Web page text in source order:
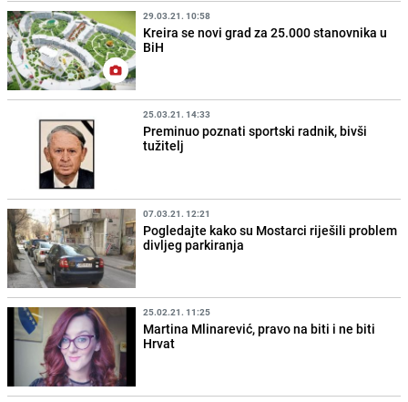
29.03.21. 10:58
Kreira se novi grad za 25.000 stanovnika u
BiH
25.03.21. 14:33
Preminuo poznati sportski radnik, bivši
tužitelj
07.03.21. 12:21
Pogledajte kako su Mostarci riješili problem
divljeg parkiranja
25.02.21. 11:25
Martina Mlinarević, pravo na biti i ne biti
Hrvat